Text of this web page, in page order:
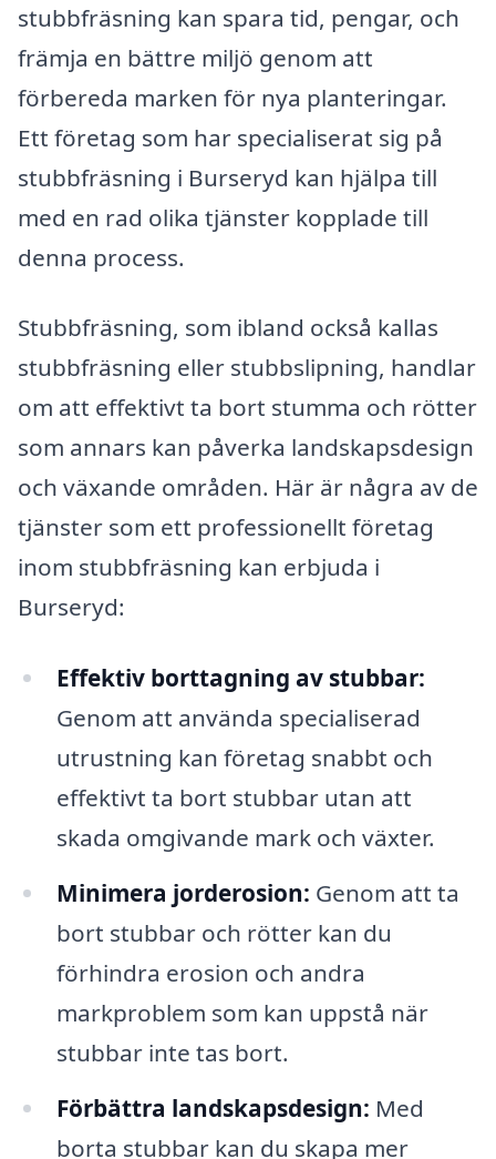
stubbfräsning kan spara tid, pengar, och
främja en bättre miljö genom att
förbereda marken för nya planteringar.
Ett företag som har specialiserat sig på
stubbfräsning i Burseryd kan hjälpa till
med en rad olika tjänster kopplade till
denna process.
Stubbfräsning, som ibland också kallas
stubbfräsning eller stubbslipning, handlar
om att effektivt ta bort stumma och rötter
som annars kan påverka landskapsdesign
och växande områden. Här är några av de
tjänster som ett professionellt företag
inom stubbfräsning kan erbjuda i
Burseryd:
Effektiv borttagning av stubbar:
Genom att använda specialiserad
utrustning kan företag snabbt och
effektivt ta bort stubbar utan att
skada omgivande mark och växter.
Minimera jorderosion: Genom att ta
bort stubbar och rötter kan du
förhindra erosion och andra
markproblem som kan uppstå när
stubbar inte tas bort.
Förbättra landskapsdesign: Med
borta stubbar kan du skapa mer